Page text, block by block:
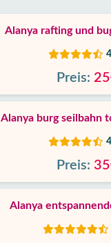
Alanya rafting und
Preis:
Alanya burg seilbahn
Preis:
Alanya